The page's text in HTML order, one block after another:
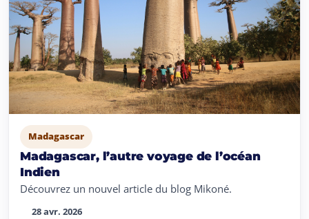
Madagascar
Madagascar, l’autre voyage de l’océan
Indien
Découvrez un nouvel article du blog Mikoné.
28 avr. 2026